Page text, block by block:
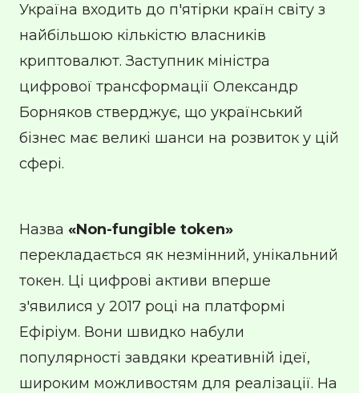
Україна входить до п'ятірки країн світу з
найбільшою кількістю власників
криптовалют. Заступник міністра
цифрової трансформації Олександр
Борняков стверджує, що український
бізнес має великі шанси на розвиток у цій
сфері.
Назва «Non-fungible token»
перекладається як незмінний, унікальний
токен. Ці цифрові активи вперше
з'явилися у 2017 році на платформі
Ефіріум. Вони швидко набули
популярності завдяки креативній ідеї,
широким можливостям для реалізації. На